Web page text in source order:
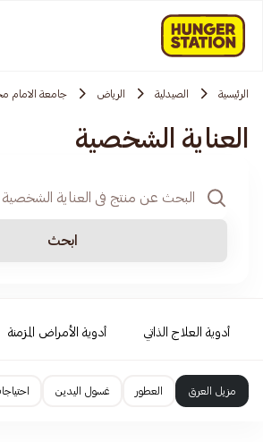
الرئيسية الصيدلية الرياض جامعة الامام
العناية الشخصية
ابحث
أدوية العلاج الذاتي أدوية الأمراض المزمنة
مزيل العرق العطور غسول اليدين